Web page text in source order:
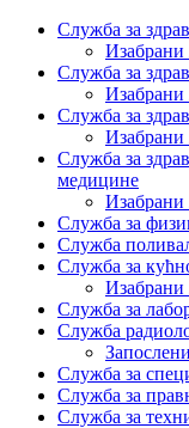
Служба за
Изабрани
Служба за
Изабрани
Служба за
Изабрани
Служба за
медицине
Изабрани
Служба за
Служба
Служба за
Изабрани
Служба за
Служба
Служба за
Служба за
Служба за